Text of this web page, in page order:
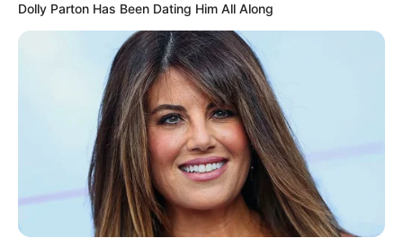
Dolly Parton Has Been Dating Him All Along